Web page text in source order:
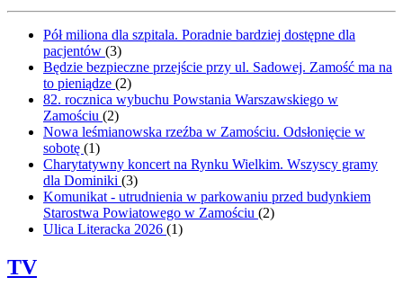
Pół miliona dla szpitala. Poradnie bardziej dostępne dla
pacjentów (3)
Będzie bezpieczne przejście przy ul. Sadowej. Zamość ma na
to pieniądze (2)
82. rocznica wybuchu Powstania Warszawskiego w
Zamościu (2)
Nowa leśmianowska rzeźba w Zamościu. Odsłonięcie w
sobotę (1)
Charytatywny koncert na Rynku Wielkim. Wszyscy gramy
dla Dominiki (3)
Komunikat - utrudnienia w parkowaniu przed budynkiem
Starostwa Powiatowego w Zamościu (2)
Ulica Literacka 2026 (1)
TV